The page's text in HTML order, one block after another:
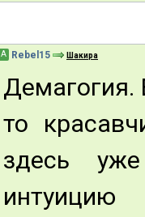
А Rebel15 Шакира
Демагогия.
то
здесь